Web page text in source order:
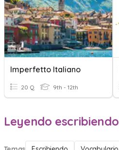
Imperfetto Italiano
20 Q 9th - 12th
Leyendo escribiendo